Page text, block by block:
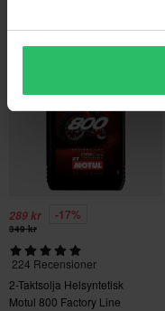
289 kr -17%
349 kr
224 Recensioner
2-Taktsolja Helsyntetisk
Motul 800 Factory Line